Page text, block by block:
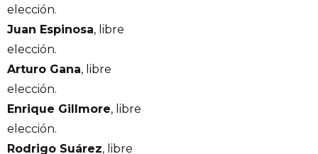
elección.
Juan Espinosa, libre
elección.
Arturo Gana, libre
elección.
Enrique Gillmore, libre
elección.
Rodrigo Suárez, libre